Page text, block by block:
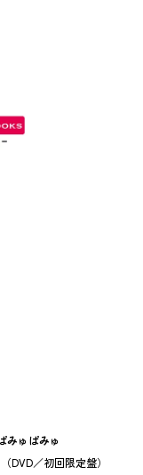
みゅぱみゅ
DVD／初回限定盤）